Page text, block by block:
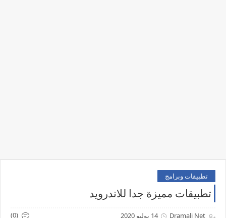
تطبيقات وبرامج
تطبيقات مميزة جدا للاندرويد
Dramali Net 14 يوليو 2020 (0)